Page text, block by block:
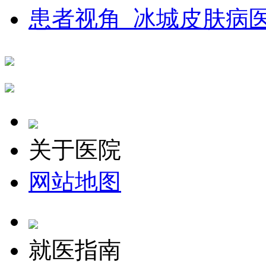
患者视角_冰城皮肤病
关于医院
网站地图
就医指南